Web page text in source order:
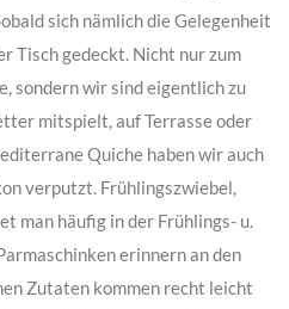
sich nämlich die Gelegenheit
Tisch gedeckt. Nicht nur zum
sondern wir sind eigentlich zu
mitspielt, auf Terrasse oder
Quiche haben wir auch
verputzt. Frühlingszwiebel,
man häufig in der Frühlings- u.
erinnern an den
Zutaten kommen recht leicht